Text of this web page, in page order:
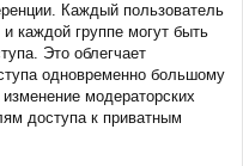
Каждый пользователь
каждой группе могут быть
Это облегчает
одновременно большому
модераторских
доступа к приватным